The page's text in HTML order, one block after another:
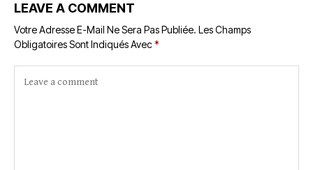
LEAVE A COMMENT
Votre Adresse E-Mail Ne Sera Pas Publiée. Les Champs
Obligatoires Sont Indiqués Avec*